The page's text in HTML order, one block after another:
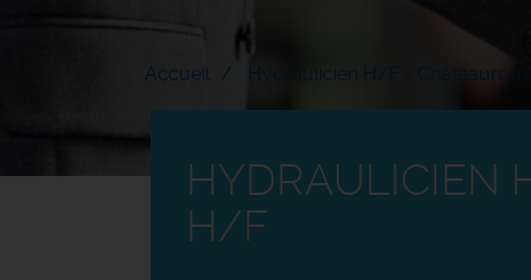
Accueil Hydraulicien H/F -
HYDRAULICIEN
H/F